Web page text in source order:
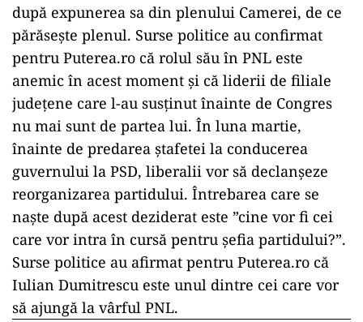
după expunerea sa din plenului Camerei, de ce
părăsește plenul. Surse politice au confirmat
pentru Puterea.ro că rolul său în PNL este
anemic în acest moment și că liderii de filiale
județene care l-au susținut înainte de Congres
nu mai sunt de partea lui. În luna martie,
înainte de predarea ștafetei la conducerea
guvernului la PSD, liberalii vor să declanșeze
reorganizarea partidului. Întrebarea care se
naște după acest deziderat este ”cine vor fi cei
care vor intra în cursă pentru șefia partidului?”.
Surse politice au afirmat pentru Puterea.ro că
Iulian Dumitrescu este unul dintre cei care vor
să ajungă la vârful PNL.